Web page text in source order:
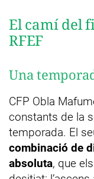
El camí del
RFEF
Una
CFP Obla
constants de la
temporada. El
combinació de
absoluta, que